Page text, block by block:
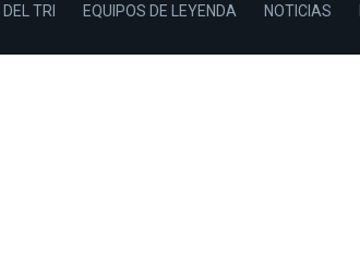
TRI EQUIPOS DE LEYENDA NOTICIAS